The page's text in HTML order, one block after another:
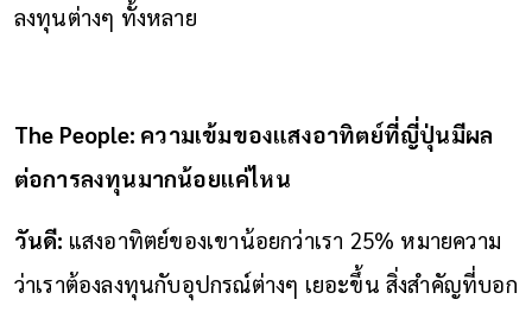
ลงทุนต่างๆ ทั้งหลาย
The People: ความเข้มของแสงอาทิตย์ที่ญี่ปุ่นมีผล
ต่อการลงทุนมากน้อยแค่ไหน
วันดี: แสงอาทิตย์ของเขาน้อยกว่าเรา 25% หมายความ
ว่าเราต้องลงทุนกับอุปกรณ์ต่างๆ เยอะขึ้น สิ่งสำคัญที่บอก